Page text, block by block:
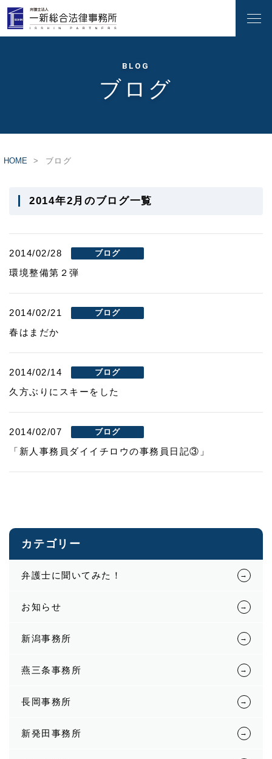
BLOG
ブログ
HOME ブログ
2014年2月のブログ一覧
2014/02/28 ブログ
環境整備第２弾
2014/02/21 ブログ
春はまだか
2014/02/14 ブログ
久方ぶりにスキーをした
2014/02/07 ブログ
「新人事務員ダイイチロウの事務員日記③」
カテゴリー
弁護士に聞いてみた！
お知らせ
新潟事務所
燕三条事務所
長岡事務所
新発田事務所